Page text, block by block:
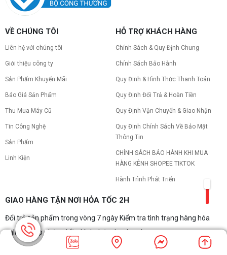
VỀ CHÚNG TÔI
Liên hệ với chúng tôi
Giới thiệu công ty
Sản Phẩm Khuyến Mãi
Báo Giá Sản Phẩm
Thu Mua Máy Cũ
Tin Công Nghệ
Sản Phẩm
Linh Kiện
HỖ TRỢ KHÁCH HÀNG
Chính Sách & Quy Định Chung
Chính Sách Bảo Hành
Quy Định & Hình Thức Thanh Toán
Quy Định Đổi Trả & Hoàn Tiền
Quy Định Vận Chuyển & Giao Nhận
Quy Định Chính Sách Về Bảo Mật
Thông Tin
CHÍNH SÁCH BẢO HÀNH KHI MUA
HÀNG KÊNH SHOPEE TIKTOK
Hành Trình Phát Triển
GIAO HÀNG TẬN NƠI HỎA TỐC 2H
Đổi trả sản phẩm trong vòng 7 ngày Kiểm tra tình trạng hàng hóa
online Chấp nhận nhiều hình thức thanh toán